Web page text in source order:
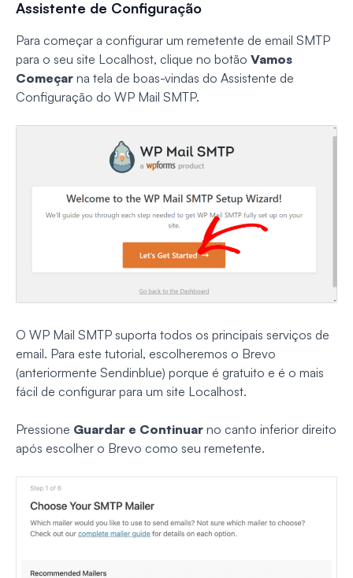
Assistente de Configuração
Para começar a configurar um remetente de email SMTP
para o seu site Localhost, clique no botão Vamos
Começar na tela de boas-vindas do Assistente de
Configuração do WP Mail SMTP.
O WP Mail SMTP suporta todos os principais serviços de
email. Para este tutorial, escolheremos o Brevo
(anteriormente Sendinblue) porque é gratuito e é o mais
fácil de configurar para um site Localhost.
Pressione Guardar e Continuar no canto inferior direito
após escolher o Brevo como seu remetente.